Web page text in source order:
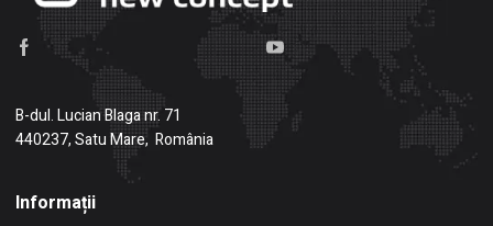
B-dul. Lucian Blaga nr. 71
440237, Satu Mare, România
Informații